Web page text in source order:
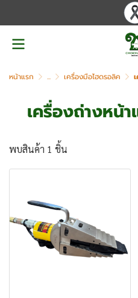
หน้าแรก ... เครื่องมือไฮดรอลิค
เครื่องถ่างหน้
พบสินค้า 1 ชิ้น